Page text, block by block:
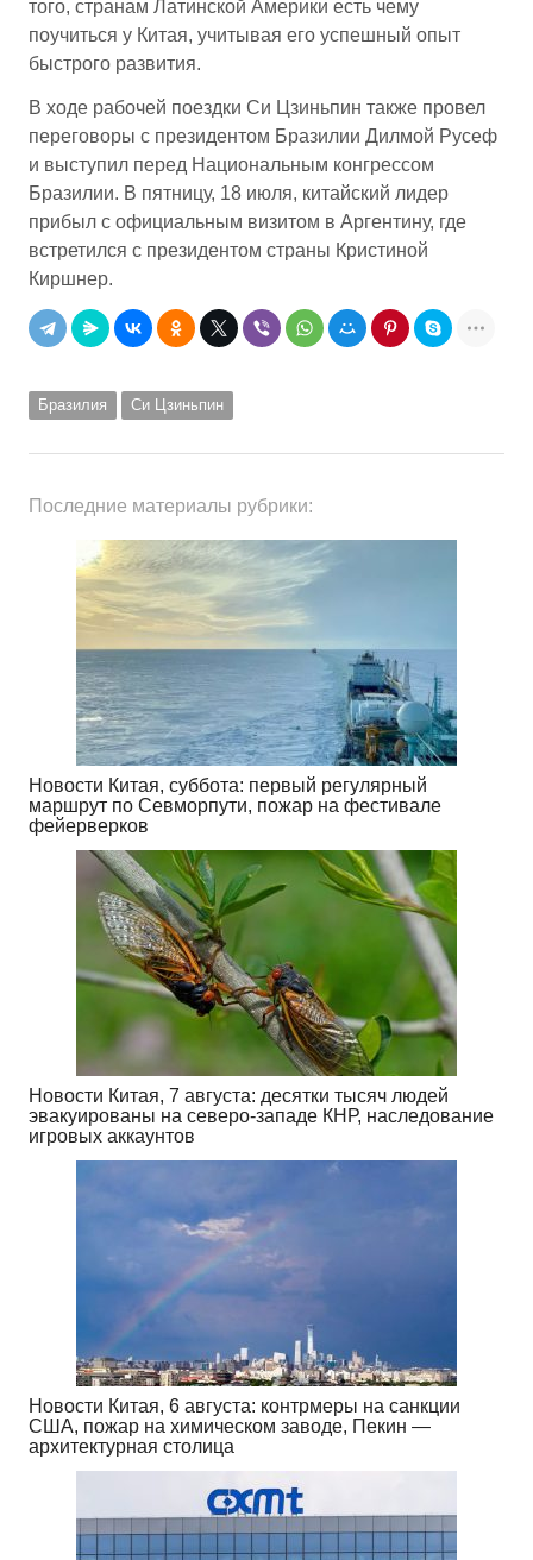
того, странам Латинской Америки есть чему
поучиться у Китая, учитывая его успешный опыт
быстрого развития.
В ходе рабочей поездки Си Цзиньпин также провел
переговоры с президентом Бразилии Дилмой Русеф
и выступил перед Национальным конгрессом
Бразилии. В пятницу, 18 июля, китайский лидер
прибыл с официальным визитом в Аргентину, где
встретился с президентом страны Кристиной
Киршнер.
Бразилия Си Цзиньпин
Последние материалы рубрики:
Новости Китая, суббота: первый регулярный
маршрут по Севморпути, пожар на фестивале
фейерверков
Новости Китая, 7 августа: десятки тысяч людей
эвакуированы на северо-западе КНР, наследование
игровых аккаунтов
Новости Китая, 6 августа: контрмеры на санкции
США, пожар на химическом заводе, Пекин —
архитектурная столица